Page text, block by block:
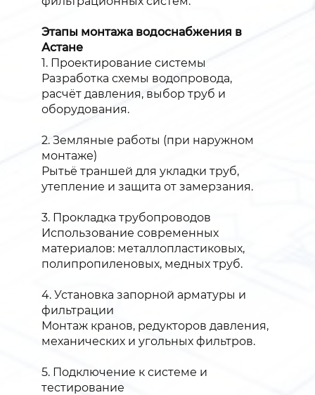
Этапы монтажа водоснабжения в
Астане
1. Проектирование системы
Разработка схемы водопровода,
расчёт давления, выбор труб и
оборудования.
2. Земляные работы (при наружном
монтаже)
Рытьё траншей для укладки труб,
утепление и защита от замерзания.
3. Прокладка трубопроводов
Использование современных
материалов: металлопластиковых,
полипропиленовых, медных труб.
4. Установка запорной арматуры и
фильтрации
Монтаж кранов, редукторов давления,
механических и угольных фильтров.
5. Подключение к системе и
тестирование